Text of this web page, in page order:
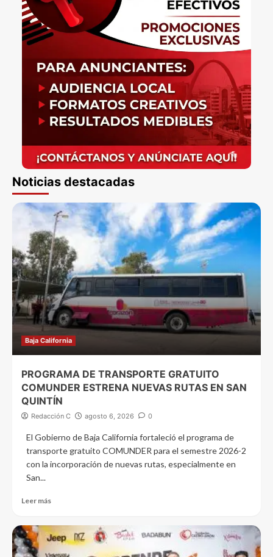
Noticias destacadas
Baja California
PROGRAMA DE TRANSPORTE GRATUITO
COMUNDER ESTRENA NUEVAS RUTAS EN SAN
QUINTÍN
Redacción C agosto 6, 2026 0
El Gobierno de Baja California fortaleció el programa de
transporte gratuito COMUNDER para el semestre 2026-2
con la incorporación de nuevas rutas, especialmente en
San...
Leer más